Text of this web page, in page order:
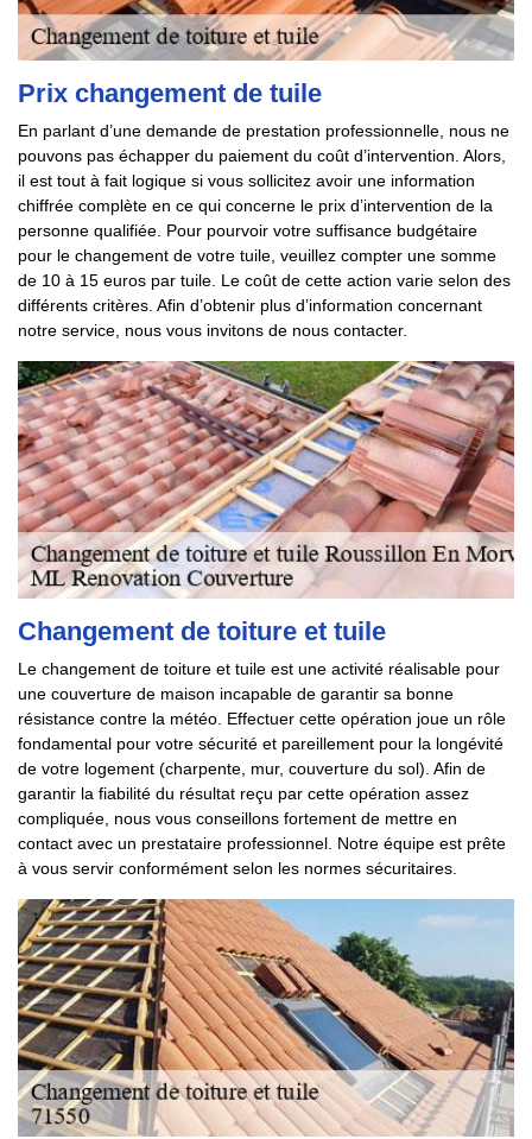
Prix changement de tuile
En parlant d’une demande de prestation professionnelle, nous ne
pouvons pas échapper du paiement du coût d’intervention. Alors,
il est tout à fait logique si vous sollicitez avoir une information
chiffrée complète en ce qui concerne le prix d’intervention de la
personne qualifiée. Pour pourvoir votre suffisance budgétaire
pour le changement de votre tuile, veuillez compter une somme
de 10 à 15 euros par tuile. Le coût de cette action varie selon des
différents critères. Afin d’obtenir plus d’information concernant
notre service, nous vous invitons de nous contacter.
Changement de toiture et tuile
Le changement de toiture et tuile est une activité réalisable pour
une couverture de maison incapable de garantir sa bonne
résistance contre la météo. Effectuer cette opération joue un rôle
fondamental pour votre sécurité et pareillement pour la longévité
de votre logement (charpente, mur, couverture du sol). Afin de
garantir la fiabilité du résultat reçu par cette opération assez
compliquée, nous vous conseillons fortement de mettre en
contact avec un prestataire professionnel. Notre équipe est prête
à vous servir conformément selon les normes sécuritaires.